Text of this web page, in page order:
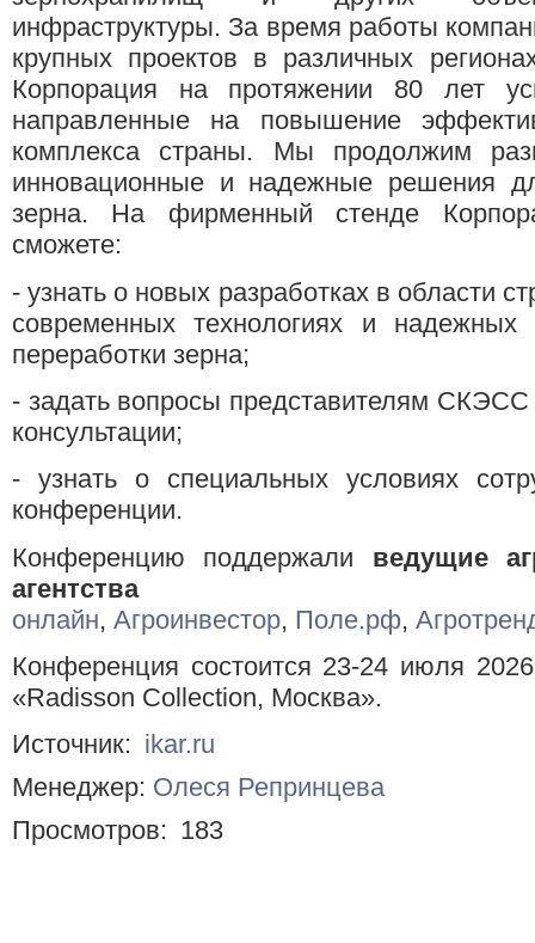
инфраструктуры. За время работы
крупных проектов в различных
Корпорация на протяжении 80 лет
направленные на повышение
комплекса страны. Мы продолжим
инновационные и надежные решения
зерна. На фирменный стенде
сможете:
- узнать о новых разработках в области
современных технологиях и
переработки зерна;
- задать вопросы представителям
консультации;
- узнать о специальных условиях
конференции.
Конференцию поддержали ведущие
агентства
онлайн, Агроинвестор, Поле.рф,
Конференция состоится 23-24 июля
«Radisson Collection, Москва».
Источник: ikar.ru
Менеджер: Олеся Репринцева
Просмотров: 183